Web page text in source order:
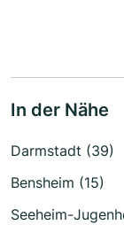
In der Nähe
Darmstadt (39)
Bensheim (15)
Seeheim-